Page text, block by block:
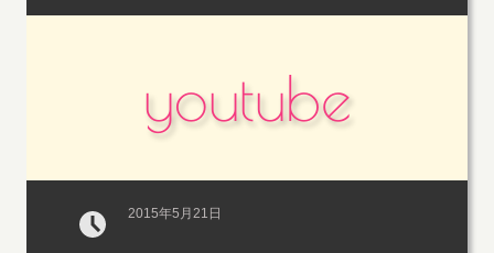
youtube
2015年5月21日